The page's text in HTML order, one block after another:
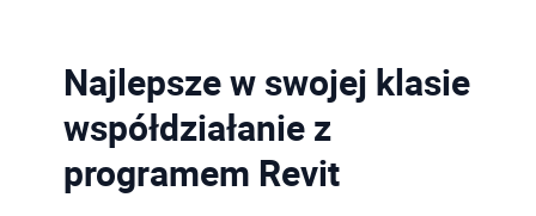
Najlepsze w swojej klasie
współdziałanie z
programem Revit